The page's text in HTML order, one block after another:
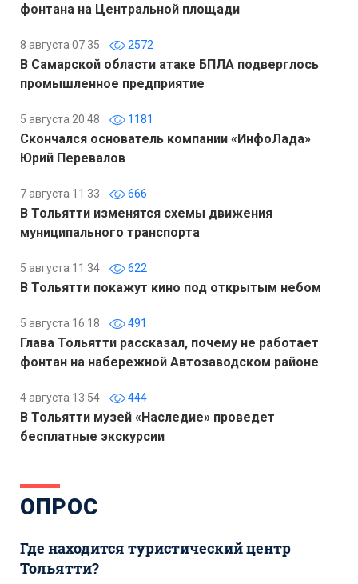
фонтана на Центральной площади
8 августа 07:35 2572
В Самарской области атаке БПЛА подверглось
промышленное предприятие
5 августа 20:48 1181
Скончался основатель компании «ИнфоЛада»
Юрий Перевалов
7 августа 11:33 666
В Тольятти изменятся схемы движения
муниципального транспорта
5 августа 11:34 622
В Тольятти покажут кино под открытым небом
5 августа 16:18 491
Глава Тольятти рассказал, почему не работает
фонтан на набережной Автозаводском районе
4 августа 13:54 444
В Тольятти музей «Наследие» проведет
бесплатные экскурсии
ОПРОС
Где находится туристический центр
Тольятти?